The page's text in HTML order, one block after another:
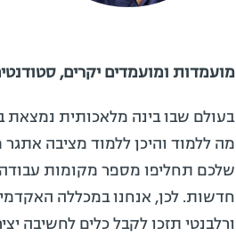
מועמדות ומועמדים יקרים,
בעולם שבו בינה מלאכותית נמצאת
מה ללמוד והיכן ללמוד מציבה אתגר
שלכם תחליפו מספר מקומות עבודה
חדשות. לכן, אנחנו במכללה
ורלבנטי תזכו לקבל כלים לחשיבה